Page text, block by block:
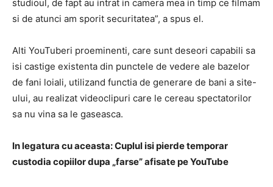
studioul, de fapt au intrat in camera mea in timp ce filmam
si de atunci am sporit securitatea”, a spus el.
Alti YouTuberi proeminenti, care sunt deseori capabili sa
isi castige existenta din punctele de vedere ale bazelor
de fani loiali, utilizand functia de generare de bani a site-
ului, au realizat videoclipuri care le cereau spectatorilor
sa nu vina sa le gaseasca.
In legatura cu aceasta: Cuplul isi pierde temporar
custodia copiilor dupa „farse” afisate pe YouTube